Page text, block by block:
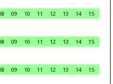
09 10 11 12 13 14
15
09 10 11 12 13 14
15
09 10 11 12 13 14
15